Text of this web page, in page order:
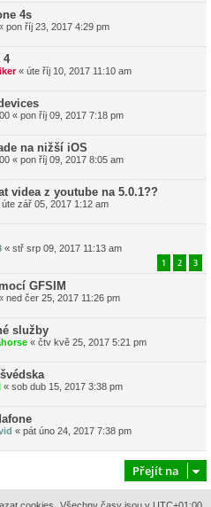
4s
pon říj 23, 2017 4:29 pm
4
« úte říj 10, 2017 11:10 am
« pon říj 09, 2017 7:18 pm
na nižší iOS
« pon říj 09, 2017 8:05 am
videa z youtube na 5.0.1??
úte zář 05, 2017 1:12 am
« stř srp 09, 2017 11:13 am
1 2 3
GFSIM
ned čer 25, 2017 11:26 pm
služby
« čtv kvě 25, 2017 5:21 pm
« sob dub 15, 2017 3:38 pm
« pát úno 24, 2017 7:38 pm
Přejít na